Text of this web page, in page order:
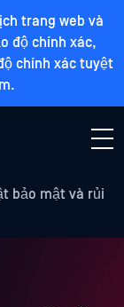
trang web và
độ chính xác,
chính xác tuyệt
bảo mật và rủi